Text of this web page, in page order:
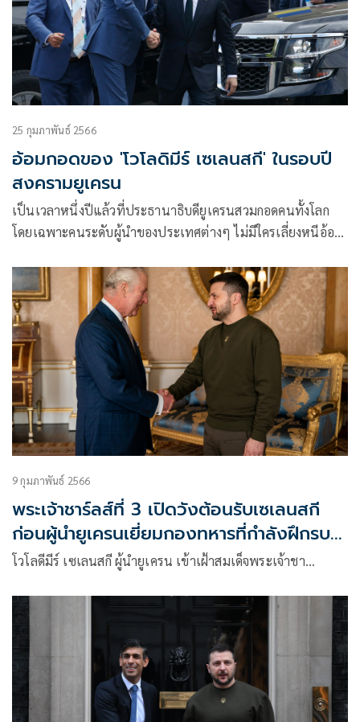
25 กุมภาพันธ์ 2566
อ้อมกอดของ 'โวโลดิมีร์ เซเลนสกี' ในรอบปี
สงครามยูเครน
เป็นเวลาหนึ่งปีแล้วที่ประธานาธิบดียูเครนสวมกอดคนทั้งโลก
โดยเฉพาะคนระดับผู้นำของประเทศต่างๆ ไม่มีใครเลี่ยงหนีอ้อม
การลูบไล้และสวมกอดอย่างที่ไม่
9 กุมภาพันธ์ 2566
พระเจ้าชาร์ลส์ที่ 3 เปิดวังต้อนรับเซเลนสกี
ก่อนผู้นำยูเครนเยี่ยมกองทหารที่กำลังฝึกรบใน
อังกฤษ
โวโลดีมีร์ เซเลนสกี ผู้นำยูเครน เข้าเฝ้าสมเด็จพระเจ้าชา…